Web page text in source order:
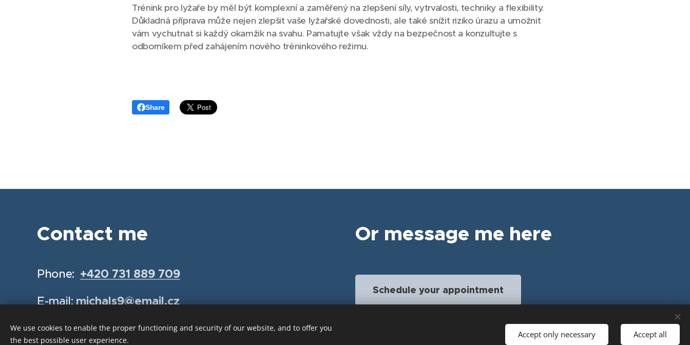
Trénink pro lyžaře by měl být komplexní a zaměřený na zlepšení síly, vytrvalosti, techniky a flexibility.
Důkladná příprava může nejen zlepšit vaše lyžařské dovednosti, ale také snížit riziko úrazu a umožnit
vám vychutnat si každý okamžik na svahu. Pamatujte však vždy na bezpečnost a konzultujte s
odborníkem před zahájením nového tréninkového režimu.
Share
Contact me
Phone: +420 731 889 709
E-mail:michals9@email.cz
Or message me here
Schedule your appointment
We use cookies to enable the proper functioning and security of our website, and to offer you
the best possible user experience.
Accept only necessary Accept all